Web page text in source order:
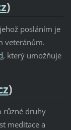
)
posláním je
veteránům.
, který umožňuje
)
různé druhy
meditace a